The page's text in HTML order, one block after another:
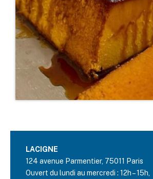
LACIGNE
124 avenue Parmentier, 75011 Paris
Ouvert du lundi au mercredi : 12h – 15h,